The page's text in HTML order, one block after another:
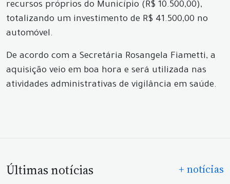
recursos próprios do Município (R$ 10.500,00),
totalizando um investimento de R$ 41.500,00 no
automóvel.
De acordo com a Secretária Rosangela Fiametti, a
aquisição veio em boa hora e será utilizada nas
atividades administrativas de vigilância em saúde.
Últimas notícias + notícias